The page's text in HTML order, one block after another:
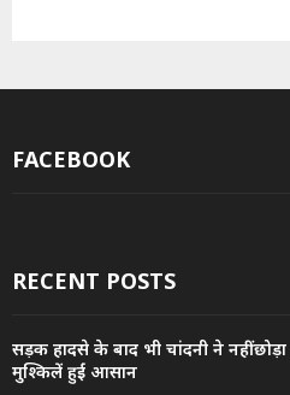
FACEBOOK
RECENT POSTS
सड़क हादसे के बाद भी चांदनी ने नहीं
मुश्किलें हुईं आसान